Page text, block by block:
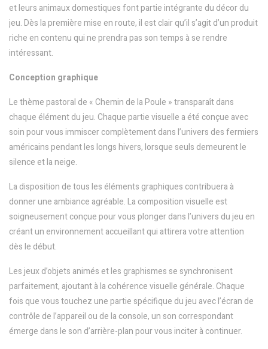
et leurs animaux domestiques font partie intégrante du décor du
jeu. Dès la première mise en route, il est clair qu’il s’agit d’un produit
riche en contenu qui ne prendra pas son temps à se rendre
intéressant.
Conception graphique
Le thème pastoral de « Chemin de la Poule » transparaît dans
chaque élément du jeu. Chaque partie visuelle a été conçue avec
soin pour vous immiscer complètement dans l’univers des fermiers
américains pendant les longs hivers, lorsque seuls demeurent le
silence et la neige.
La disposition de tous les éléments graphiques contribuera à
donner une ambiance agréable. La composition visuelle est
soigneusement conçue pour vous plonger dans l’univers du jeu en
créant un environnement accueillant qui attirera votre attention
dès le début.
Les jeux d’objets animés et les graphismes se synchronisent
parfaitement, ajoutant à la cohérence visuelle générale. Chaque
fois que vous touchez une partie spécifique du jeu avec l’écran de
contrôle de l’appareil ou de la console, un son correspondant
émerge dans le son d’arrière-plan pour vous inciter à continuer.